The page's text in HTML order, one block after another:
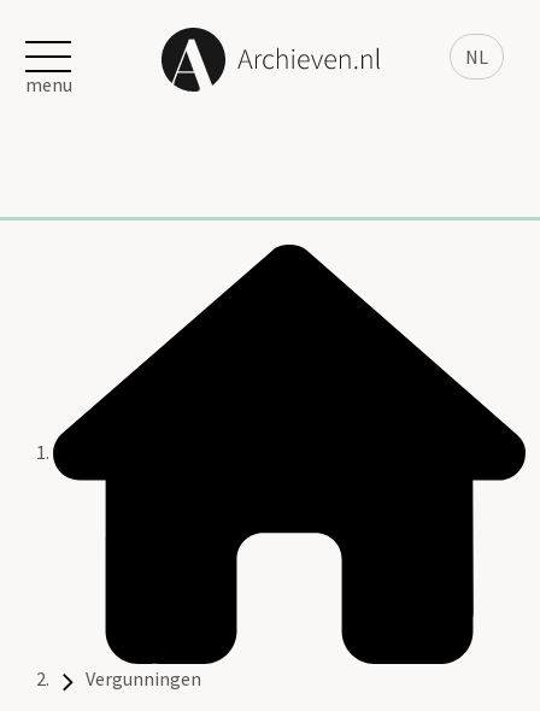
NL
menu
Vergunningen